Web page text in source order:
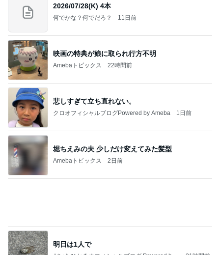
2026/07/28(K) 4本
何でかな？何でだろ？ 11日前
映画の特典が娘に取られ行方不明
Amebaトピックス 22時間前
悲しすぎて立ち直れない。
クロオフィシャルブログPowered by Ameba 1日前
堀ちえみの夫 少しだけ変えてみた髪型
Amebaトピックス 2日前
明日は1人で